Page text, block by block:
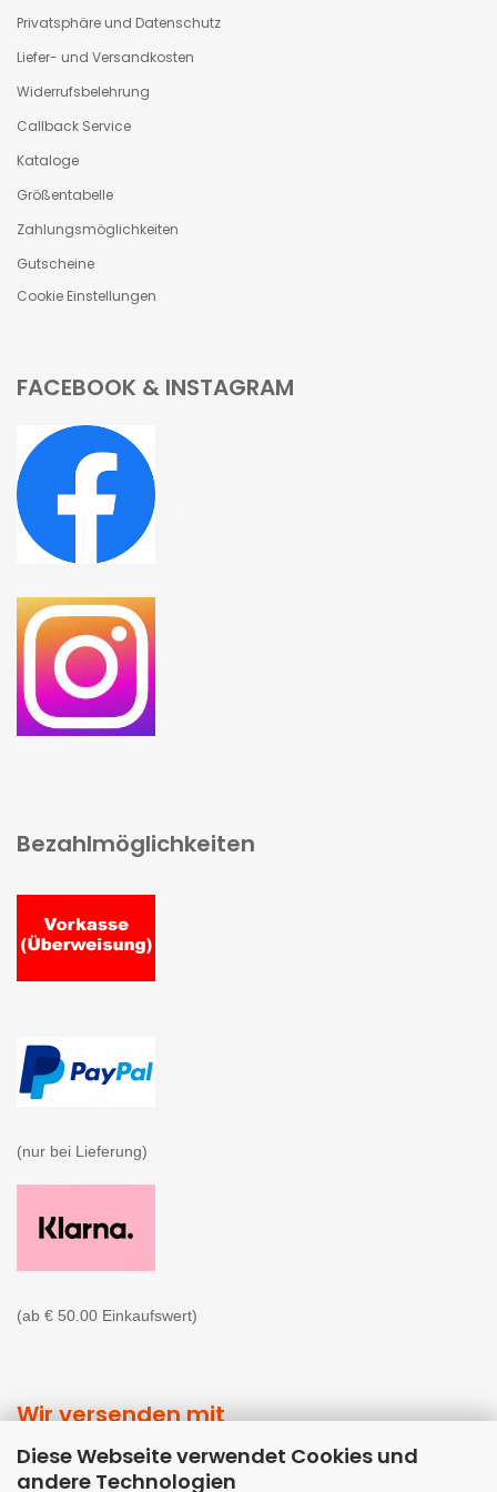
Diese Webseite verwendet Cookies und
andere Technologien
Privatsphäre und Datenschutz
Liefer- und Versandkosten
Widerrufsbelehrung
Callback Service
Kataloge
Größentabelle
Zahlungsmöglichkeiten
Gutscheine
Cookie Einstellungen
FACEBOOK & INSTAGRAM
Bezahlmöglichkeiten
(nur bei Lieferung)
(ab € 50.00 Einkaufswert)
Wir versenden mit